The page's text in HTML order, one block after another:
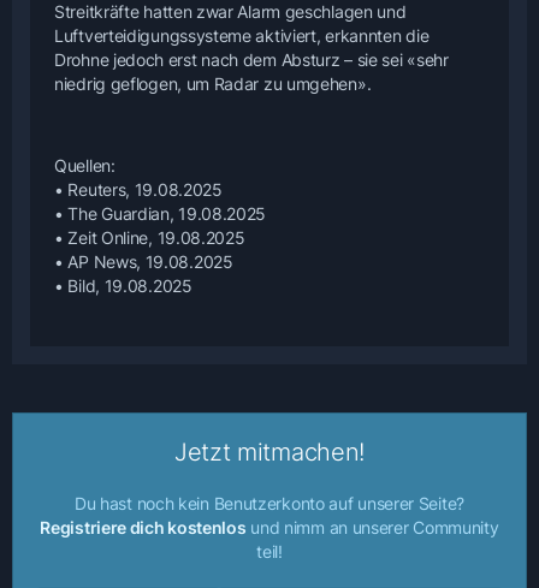
Streitkräfte hatten zwar Alarm geschlagen und
Luftverteidigungssysteme aktiviert, erkannten die
Drohne jedoch erst nach dem Absturz – sie sei «sehr
niedrig geflogen, um Radar zu umgehen».
Quellen:
• Reuters, 19.08.2025
• The Guardian, 19.08.2025
• Zeit Online, 19.08.2025
• AP News, 19.08.2025
• Bild, 19.08.2025
Jetzt mitmachen!
Du hast noch kein Benutzerkonto auf unserer Seite?
Registriere dich kostenlos und nimm an unserer Community
teil!